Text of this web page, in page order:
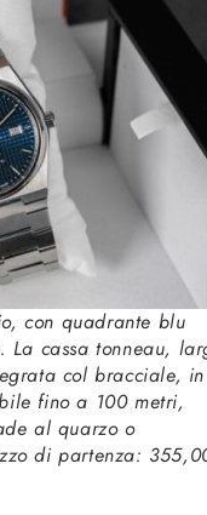
con quadrante blu
cassa tonneau,
col bracciale, in
fino a 100 metri,
al quarzo o
di partenza: